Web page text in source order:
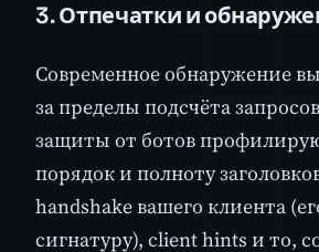
3. Отпечатки и
Современное обнаружение
за пределы подсчёта
защиты от ботов
порядок и полноту
handshake вашего клиента
сигнатуру), client hints и то,